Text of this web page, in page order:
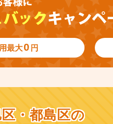
最大0 円
・都島区の